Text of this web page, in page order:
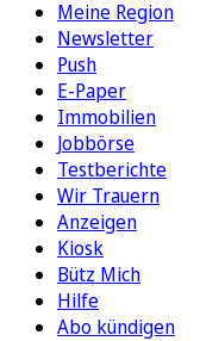
Meine Region
Newsletter
Push
E-Paper
Immobilien
Jobbörse
Testberichte
Wir Trauern
Anzeigen
Kiosk
Bütz Mich
Hilfe
Abo kündigen